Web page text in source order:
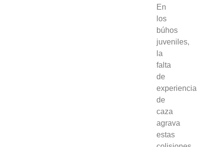
En
los
búhos
juveniles,
la
falta
de
experiencia
de
caza
agrava
estas